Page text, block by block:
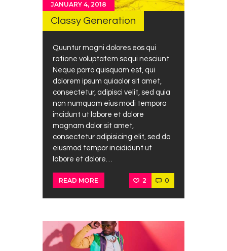
JANUARY 4, 2018
Classy Generation
Quuntur magni dolores eos qui
ratione voluptatem sequi nesciunt.
Neque porro quisquam est, qui
dolorem ipsum quiaolor sit amet,
consectetur, adipisci velit, sed quia
non numquam eius modi tempora
incidunt ut labore et dolore
magnam dolor sit amet,
consectetur adipisicing elit, sed do
eiusmod tempor incididunt ut
labore et dolore…
READ MORE 2 0